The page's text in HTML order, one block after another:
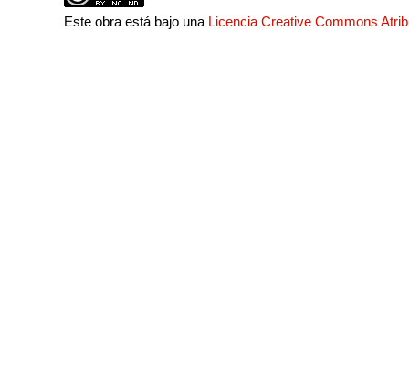
Este obra está bajo una Licencia Creative Commons